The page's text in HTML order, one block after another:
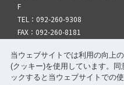
当ウェブサイトでは利用の向上
(クッキー)を使用しています。同
ックすると当ウェブサイトでの
F
TEL：092-260-9308
FAX：092-260-8181